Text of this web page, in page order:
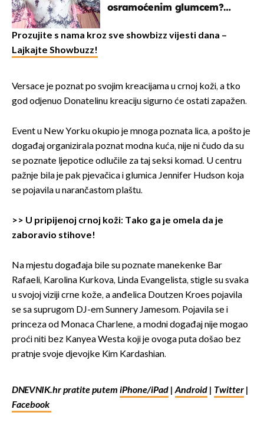
osramoćenim glumcem?
izazivaju nevjericu
Prozujite s nama kroz sve showbizz vijesti dana –
Lajkajte Showbuzz!
Versace je poznat po svojim kreacijama u crnoj koži, a tko
god odjenuo Donatelinu kreaciju sigurno će ostati zapažen.
Event u New Yorku okupio je mnoga poznata lica, a pošto je
događaj organizirala poznat modna kuća, nije ni čudo da su
se poznate ljepotice odlučile za taj seksi komad. U centru
pažnje bila je pak pjevačica i glumica Jennifer Hudson koja
se pojavila u narančastom plaštu.
>> U pripijenoj crnoj koži: Tako ga je omela da je
zaboravio stihove!
Na mjestu događaja bile su poznate manekenke Bar
Rafaeli, Karolina Kurkova, Linda Evangelista, stigle su svaka
u svojoj viziji crne kože, a anđelica Doutzen Kroes pojavila
se sa suprugom DJ-em Sunnery Jamesom. Pojavila se i
princeza od Monaca Charlene, a modni događaj nije mogao
proći niti bez Kanyea Westa koji je ovoga puta došao bez
pratnje svoje djevojke Kim Kardashian.
DNEVNIK.hr pratite putem iPhone/iPad |Android | Twitter |
Facebook